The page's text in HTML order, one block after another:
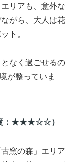
リアも、意外な
がら、大人は花
ト。
なく過ごせるの
が整っていま
度：★★★☆☆）
窯の森」エリア